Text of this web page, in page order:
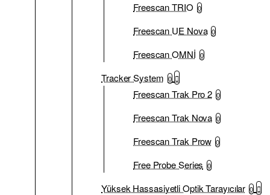
Freescan TRIO 0
Freescan UE Nova 0
Freescan OMNİ 0
Tracker System 0
Freescan Trak Pro 2 0
Freescan Trak Nova 0
Freescan Trak Prow 0
Free Probe Series 0
Yüksek Hassasiyetli Optik Tarayıcılar 0